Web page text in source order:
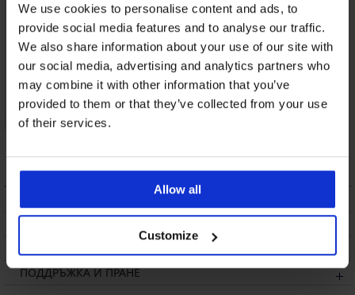
We use cookies to personalise content and ads, to
provide social media features and to analyse our traffic.
We also share information about your use of our site with
our social media, advertising and analytics partners who
may combine it with other information that you’ve
provided to them or that they’ve collected from your use
of their services.
Allow all
Customize
15,99 €(31,27 лв.)
ТРАНСПОРТ И ПЛАЩАНЕ
ПОДДРЪЖКА И ПРАНЕ